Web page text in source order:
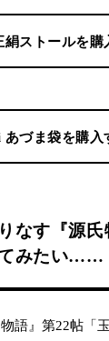
ストールを購
づま袋を購入
なす『源
みたい……
語』第22帖「